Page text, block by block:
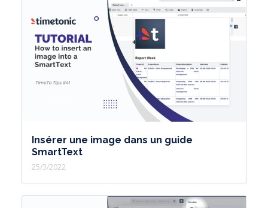
Insérer une image dans un guide
SmartText
25/3/2022